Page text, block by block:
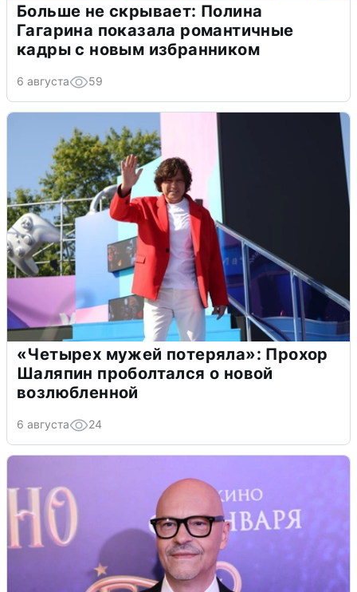
Больше не скрывает: Полина
Гагарина показала романтичные
кадры с новым избранником
6 августа 59
«Четырех мужей потеряла»: Прохор
Шаляпин проболтался о новой
возлюбленной
6 августа 24